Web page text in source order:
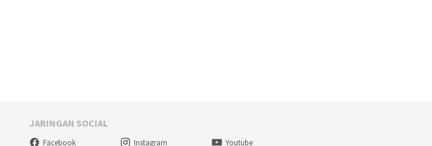
JARINGAN SOCIAL
Facebook Instagram Youtube